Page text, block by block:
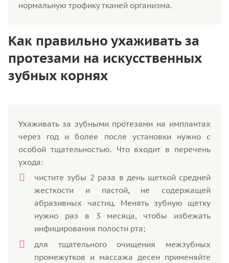
нормальную трофику тканей организма.
Как правильно ухаживать за
протезами на искусственных
зубных корнях
Ухаживать за зубными протезами на имплантах
через год и более после установки нужно с
особой тщательностью. Что входит в перечень
ухода:
чистите зубы 2 раза в день щеткой средней
жесткости и пастой, не содержащей
абразивных частиц. Менять зубную щетку
нужно раз в 3 месяца, чтобы избежать
инфицирования полости рта;
для тщательного очищения межзубных
промежутков и массажа десен применяйте